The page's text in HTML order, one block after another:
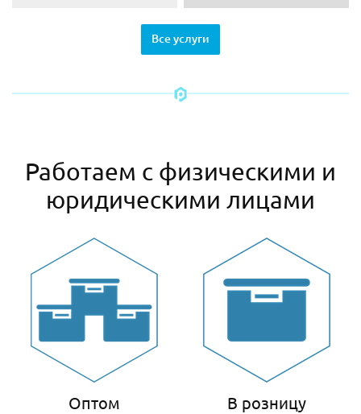
Все услуги
Работаем с физическими и
юридическими лицами
Оптом В розницу